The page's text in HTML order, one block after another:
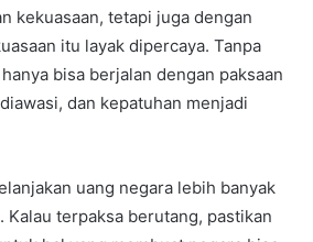
kekuasaan, tetapi juga dengan
itu layak dipercaya. Tanpa
bisa berjalan dengan paksaan
dan kepatuhan menjadi
uang negara lebih banyak
Kalau terpaksa berutang, pastikan